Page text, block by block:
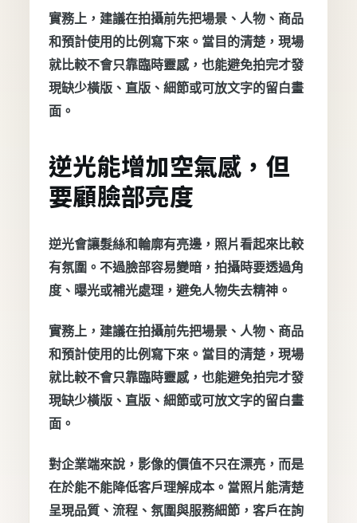
實務上，建議在拍攝前先把場景、人物、商品
和預計使用的比例寫下來。當目的清楚，現場
就比較不會只靠臨時靈感，也能避免拍完才發
現缺少橫版、直版、細節或可放文字的留白畫
面。
逆光能增加空氣感，但
要顧臉部亮度
逆光會讓髮絲和輪廓有亮邊，照片看起來比較
有氛圍。不過臉部容易變暗，拍攝時要透過角
度、曝光或補光處理，避免人物失去精神。
實務上，建議在拍攝前先把場景、人物、商品
和預計使用的比例寫下來。當目的清楚，現場
就比較不會只靠臨時靈感，也能避免拍完才發
現缺少橫版、直版、細節或可放文字的留白畫
面。
對企業端來說，影像的價值不只在漂亮，而是
在於能不能降低客戶理解成本。當照片能清楚
呈現品質、流程、氛圍與服務細節，客戶在詢